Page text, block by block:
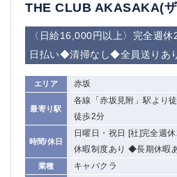
THE CLUB AKASAKA(
〈日給16,000円以上〉完全週
日払い◆清掃なし◆全員送りあ
エリア 赤坂
最寄り駅
各線「赤坂見附」駅より
徒歩2分
時間/休日
日曜日・祝日 [社]完全週
休暇制度あり ◆長期休暇
業種 キャバクラ
武蔵小杉
橋本
小田原
横浜・
関内・馬車道・日ノ出町 武蔵新
元住吉
茅ヶ崎
戸塚
大船
相模原
厚木
埼玉県